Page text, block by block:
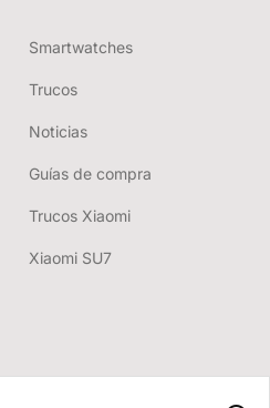
Smartwatches
Trucos
Noticias
Guías de compra
Trucos Xiaomi
Xiaomi SU7